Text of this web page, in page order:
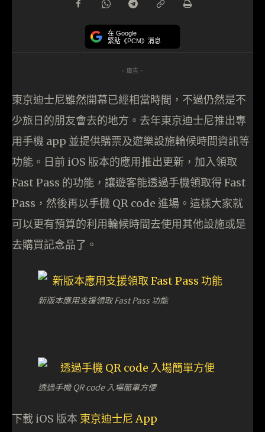
在 Google
緊貼《PCM》消息
- 廣告 -
東京迪士尼雖然開幕已經相當時間，不過仍然是不
少旅日的朋友會去的地方。去年東京迪士尼推出專
用手機 app 並提供購票及遊樂設施輪候時間資訊等
功能。日前 iOS 版本的應用推出更新，加入領取
Fast Pass 的功能，讓遊客能透過手機領取得 Fast
Pass，然後再以手機 QR code 進場。這樣大家就
可以更有預算的利用輪候時間去使用其他設施或是
去購買記念品了。
新版本應用支援領取 Fast Pass 功能
透過手機 QR code 入場簡單方便
下載 iOS 版本 東京迪士尼 App